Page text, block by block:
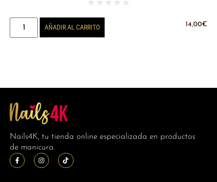
★ ★ ★ ★ ★
14,00€
AÑADIR AL CARRITO
Nails4K, tu tienda online especializada en productos
de manicura.